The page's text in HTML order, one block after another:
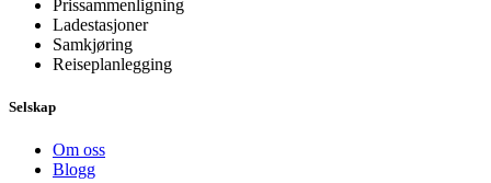
Prissammenligning
Ladestasjoner
Samkjøring
Reiseplanlegging
Selskap
Om oss
Blogg